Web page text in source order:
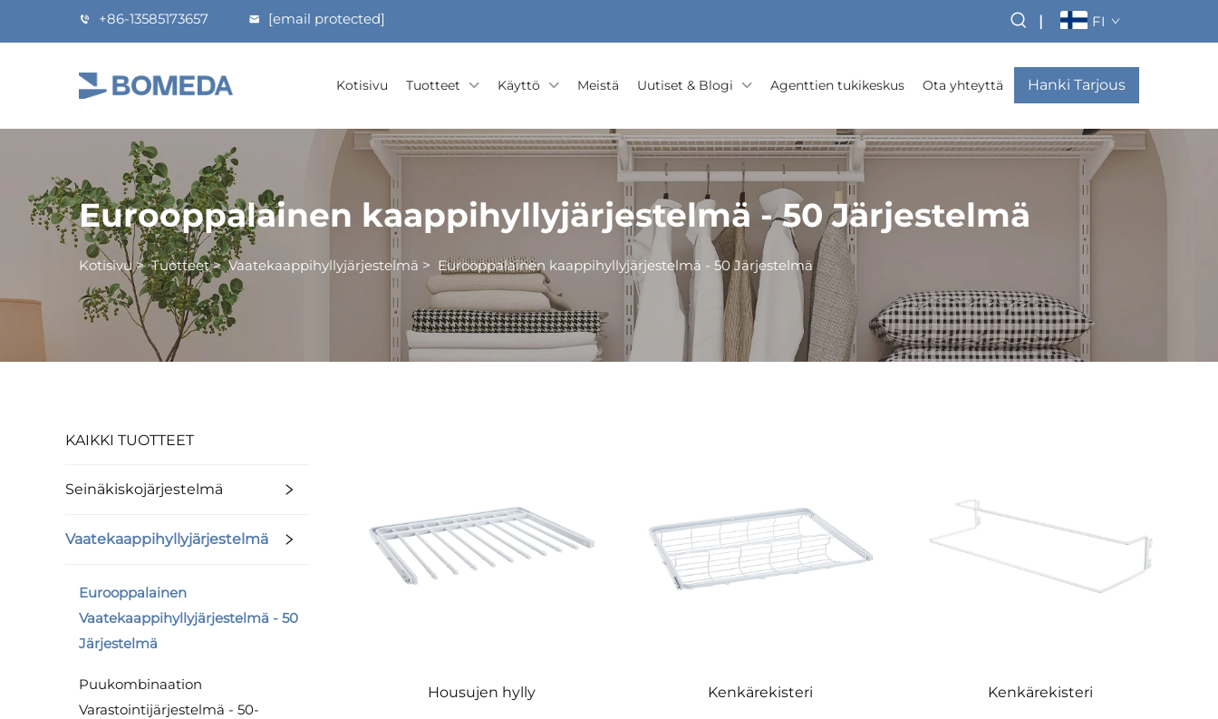
+86-13585173657 [email protected] | FI
Kotisivu Tuotteet Käyttö Meistä Uutiset & Blogi Agenttien tukikeskus Ota yhteyttä Hanki Tarjous
Eurooppalainen kaappihyllyjärjestelmä - 50 Järjestelmä
Kotisivu>Tuotteet>Vaatekaappihyllyjärjestelmä > Eurooppalainen kaappihyllyjärjestelmä - 50 Järjestelmä
KAIKKI TUOTTEET
Seinäkiskojärjestelmä
Vaatekaappihyllyjärjestelmä
Eurooppalainen
Vaatekaappihyllyjärjestelmä - 50
Järjestelmä
Puukombinaation
Varastointijärjestelmä - 50-
Housujen hylly Kenkärekisteri Kenkärekisteri